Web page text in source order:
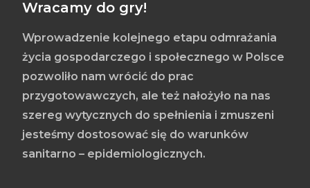
Wracamy do gry!
Wprowadzenie kolejnego etapu odmrażania
życia gospodarczego i społecznego w Polsce
pozwoliło nam wrócić do prac
przygotowawczych, ale też nałożyło na nas
szereg wytycznych do spełnienia i zmuszeni
jesteśmy dostosować się do warunków
sanitarno – epidemiologicznych.